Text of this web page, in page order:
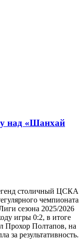
над «Шанхай
столичный ЦСКА
чемпионата
сезона 2025/2026
игры 0:2, в итоге
Прохор Полтапов, на
за результативность.